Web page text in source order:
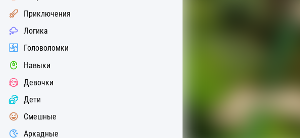
Приключения
Логика
Головоломки
Навыки
Девочки
Дети
Смешные
Аркадные